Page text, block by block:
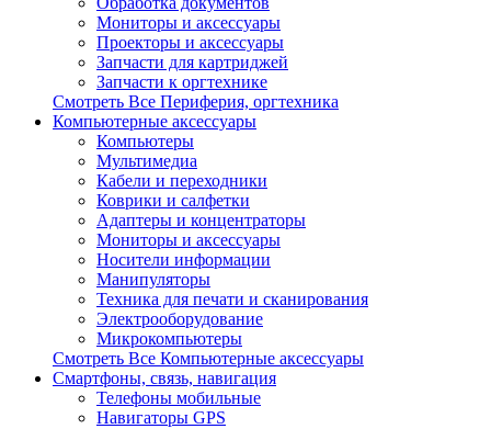
Мониторы и аксессуары
Проекторы и аксессуары
Запчасти для картриджей
Запчасти к оргтехнике
Смотреть Все Периферия, оргтехника
Компьютерные аксессуары
Компьютеры
Мультимедиа
Кабели и переходники
Коврики и салфетки
Адаптеры и концентраторы
Мониторы и аксессуары
Носители информации
Манипуляторы
Техника для печати и сканирования
Электрооборудование
Микрокомпьютеры
Смотреть Все Компьютерные аксессуары
Смартфоны, связь, навигация
Телефоны мобильные
Навигаторы GPS